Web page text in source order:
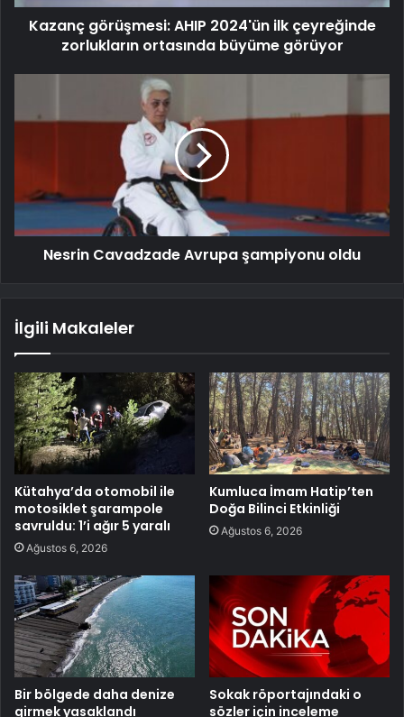
Kazanç görüşmesi: AHIP 2024'ün ilk çeyreğinde
zorlukların ortasında büyüme görüyor
Nesrin Cavadzade Avrupa şampiyonu oldu
İlgili Makaleler
Kütahya’da otomobil ile
motosiklet şarampole
savruldu: 1’i ağır 5 yaralı
Ağustos 6, 2026
Kumluca İmam Hatip’ten
Doğa Bilinci Etkinliği
Ağustos 6, 2026
Bir bölgede daha denize
girmek yasaklandı
Sokak röportajındaki o
sözler için inceleme